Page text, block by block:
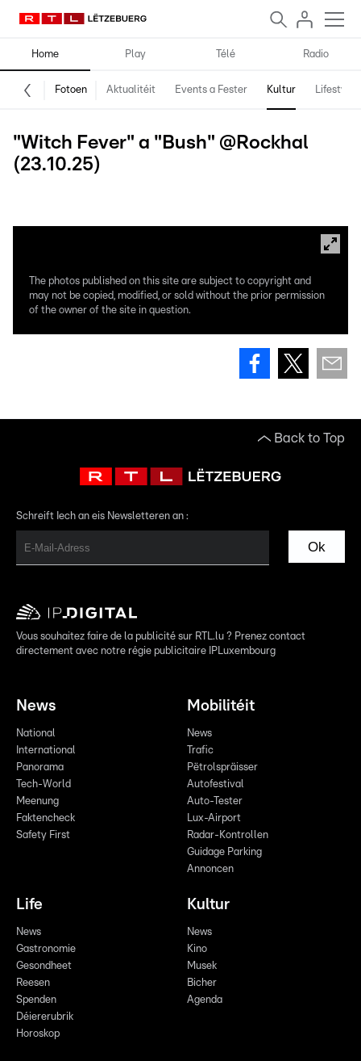
Home Play Télé Radio
Fotoen Aktualitéit Events a Fester Kultur Lifestyle
"Witch Fever" a "Bush" @Rockhal
(23.10.25)
The photos published on this site are subject to copyright and
may not be copied, modified, or sold without the prior permission
of the owner of the site in question.
Back to Top
Schreift Iech an eis Newsletteren an :
Ok
Vous souhaitez faire de la publicité sur RTL.lu ? Prenez contact
directement avec notre régie publicitaire IPLuxembourg
News
National
International
Panorama
Tech-World
Meenung
Faktencheck
Safety First
Mobilitéit
News
Trafic
Pëtrolspräisser
Autofestival
Auto-Tester
Lux-Airport
Radar-Kontrollen
Guidage Parking
Annoncen
Life
News
Gastronomie
Gesondheet
Reesen
Spenden
Déiererubrik
Horoskop
Kultur
News
Kino
Musek
Bicher
Agenda